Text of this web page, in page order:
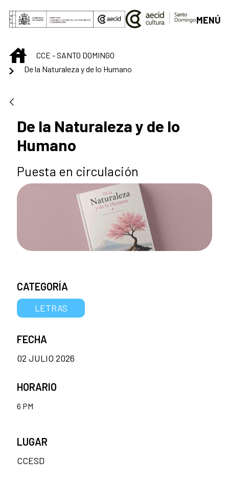
Saltar al contenido principal
MENÚ
INICIOCCE - SANTO DOMINGO
De la Naturaleza y de lo Humano
De la Naturaleza y de lo
Humano
Puesta en circulación
CATEGORÍA
LETRAS
FECHA
02 JULIO 2026
HORARIO
6 PM
LUGAR
CCESD